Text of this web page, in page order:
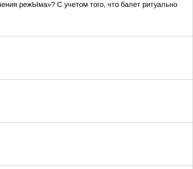
режЫма»? С учетом того, что балет ритуально